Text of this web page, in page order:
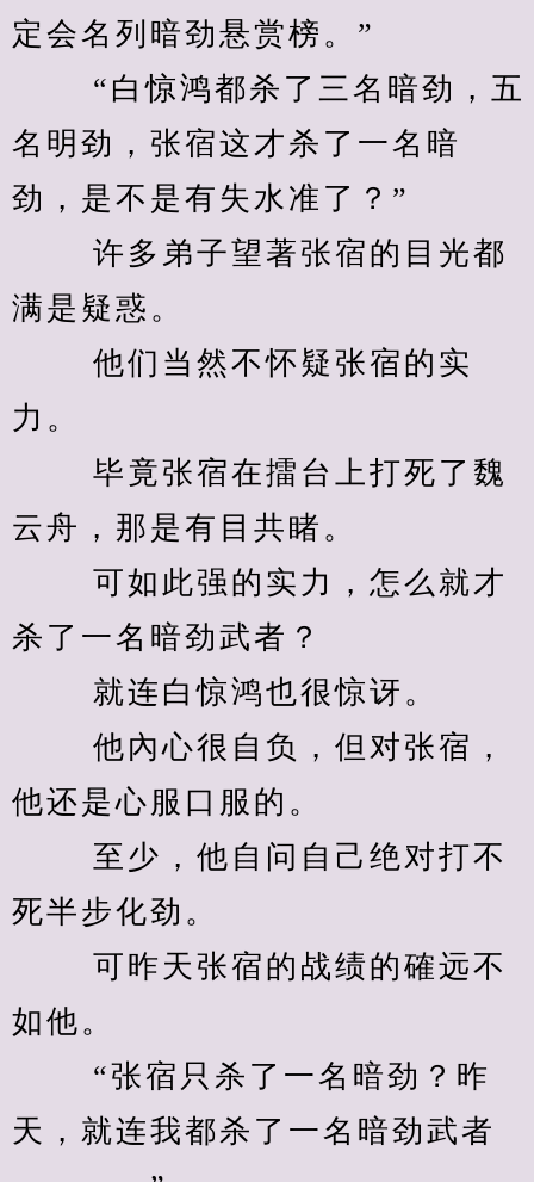
定会名列暗劲悬赏榜。”
“白惊鸿都杀了三名暗劲，五
名明劲，张宿这才杀了一名暗
劲，是不是有失水准了？”
许多弟子望著张宿的目光都
满是疑惑。
他们当然不怀疑张宿的实
力。
毕竟张宿在擂台上打死了魏
云舟，那是有目共睹。
可如此强的实力，怎么就才
杀了一名暗劲武者？
就连白惊鸿也很惊讶。
他內心很自负，但对张宿，
他还是心服口服的。
至少，他自问自己绝对打不
死半步化劲。
可昨天张宿的战绩的確远不
如他。
“张宿只杀了一名暗劲？昨
天，就连我都杀了一名暗劲武者